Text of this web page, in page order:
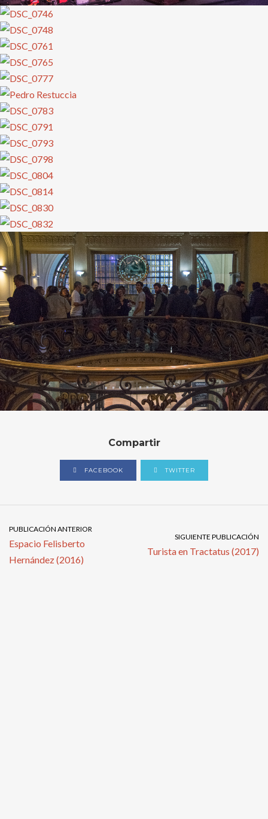
Compartir
FACEBOOK TWITTER
PUBLICACIÓN ANTERIOR
Espacio Felisberto
Hernández (2016)
SIGUIENTE PUBLICACIÓN
Turista en Tractatus (2017)